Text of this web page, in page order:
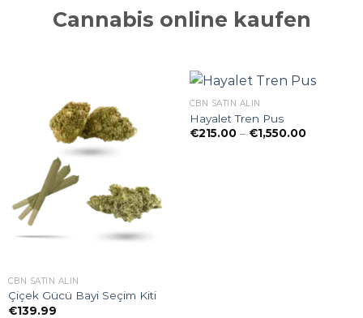
Cannabis online kaufen
CBN SATIN ALIN
Çiçek Gücü Bayi Seçim Kiti
€139.99
CBN SATIN ALIN
Hayalet Tren Pus
€215.00 – €1,550.00